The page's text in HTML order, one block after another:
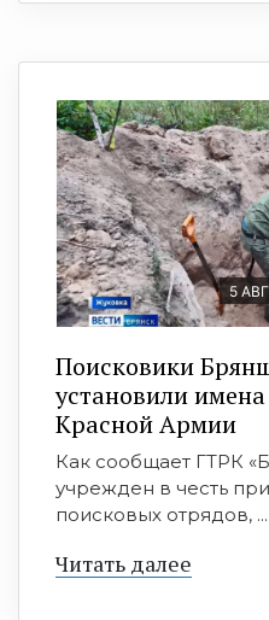
5
Поисковики
установили
Красной Армии
Как сообщает ГТРК
учрежден в честь
поисковых отрядов, ...
Читать далее